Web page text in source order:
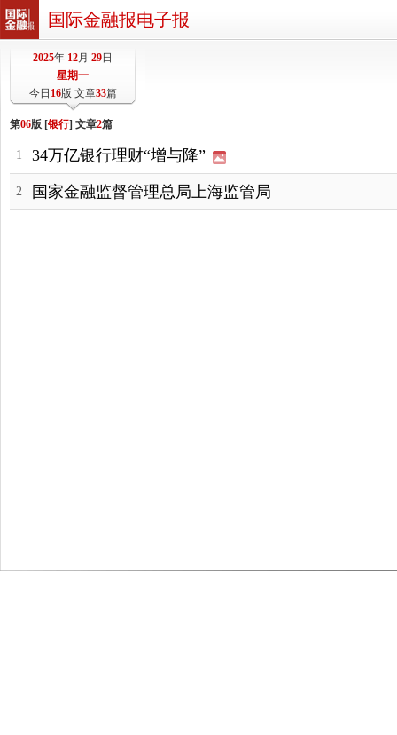
国际金融报电子报
2025年 12月 29日
星期一
今日 16版 文章33篇
第06版 [银行] 文章2篇
1 34万亿银行理财“增与降”
2 国家金融监督管理总局上海监管局